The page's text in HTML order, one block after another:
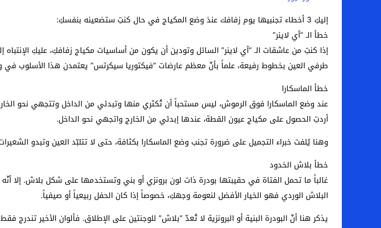
اخبار الرياضة – اليويفا يعقد اجتماعا طارئا لبحث خطة الفيفا لبيع حصة في كيان تجاري جديد
عالم الجريمة – ب الأمن والقضاء – في الصورة: إحباط عمليتين لتهريب مادة الكبتاجون إلى الخليج
عالم الجريمة – قُتل أربعة مهاجرين غير شرعيين أثناء محاولتهم عبور القناة الإنجليزية باتجاه بريطانيا
مال و اعمال – انكماش الاقتصاد السعودي للمرة الأولى منذ عامين ونصف
إليكِ 3 أخطاء تجنبيها يوم زفافك عندَ وضع المكياج في حال كنتِ ستضعينه بنفسكِ:
خطأ الـ “آي لاينر”
إذا كنتِ من عاشقات الـ “آي لاينر” السائل وتودين أن يكون من أساسيات مكياج زفافكِ، عليكِ
طرفي العين بخطوط رفيعة، علماً بأنّ معظم عارضات “فيكتوريا سيكرتس” يعتمدن هذا الأسلوب في
خطأ الماسكارا
عند وضع الماسكارا فوق الرموش، ليس مستحباً أن تُكثري منها وتبدئي من الداخل وتتجهي نحو
أردتِ الحصول على مكياج عيون القطة، عندها إبدئي من الخارج واتجهي نحو الداخل.
وهنا يُلفت خبراء التجميل على ضرورة تجنب وضع الماسكارا بكثافة، حتى لا تتلبّد العين وتبدو
خطأ بلاش الخدود
غالباً ما تحمل الفتاة في حقيبتها بودرة ذات لون برونزي أو بني وتستخدمها على شكل بلاش. إلا
البلاش الوردي فهو الخيار الأفضل لنعومة وجهكِ، خصوصاً إذا كان الحفل ربيعياً أو صيفياً.
يذكر هنا أنّ البودرة البنية أو البرونزية لا تُعدّ “بلاش” للوجنتين على الإطلاق. فألوان الأخير تندرج